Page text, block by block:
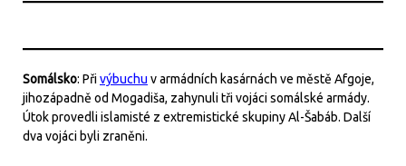
Somálsko: Přivýbuchu v armádních kasárnách ve městě Afgoje,
jihozápadně od Mogadiša, zahynuli tři vojáci somálské armády.
Útok provedli islamisté z extremistické skupiny Al-Šabáb. Další
dva vojáci byli zraněni.